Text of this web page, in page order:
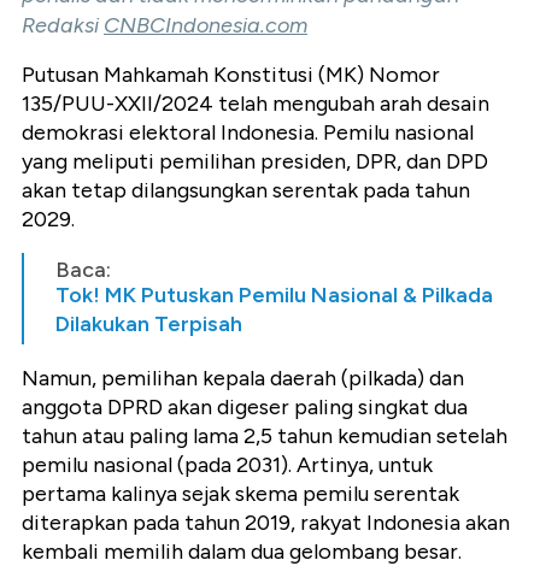
Redaksi CNBCIndonesia.com
Putusan Mahkamah Konstitusi (MK) Nomor
135/PUU-XXII/2024 telah mengubah arah desain
demokrasi elektoral Indonesia. Pemilu nasional
yang meliputi pemilihan presiden, DPR, dan DPD
akan tetap dilangsungkan serentak pada tahun
2029.
Baca:
Tok! MK Putuskan Pemilu Nasional & Pilkada
Dilakukan Terpisah
Namun, pemilihan kepala daerah (pilkada) dan
anggota DPRD akan digeser paling singkat dua
tahun atau paling lama 2,5 tahun kemudian setelah
pemilu nasional (pada 2031). Artinya, untuk
pertama kalinya sejak skema pemilu serentak
diterapkan pada tahun 2019, rakyat Indonesia akan
kembali memilih dalam dua gelombang besar.